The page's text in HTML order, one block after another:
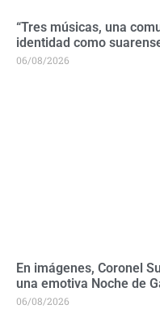
“Tres músicas, una
identidad como
06/08/2026
En imágenes, Coronel
una emotiva Noche de
06/08/2026